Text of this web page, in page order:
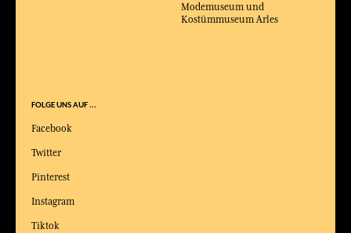
Modemuseum und
Kostümmuseum Arles
FOLGE UNS AUF ...
Facebook
Twitter
Pinterest
Instagram
Tiktok